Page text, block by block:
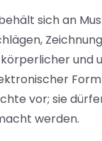
sich an
und
vor; sie
werden.